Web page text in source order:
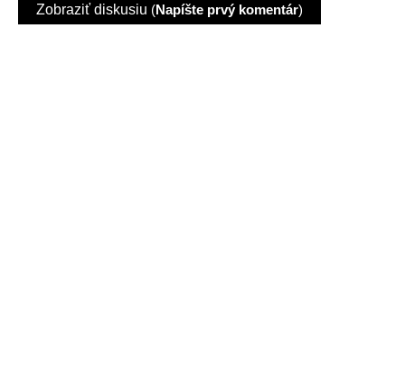
Zobraziť diskusiu (Napíšte prvý komentár)